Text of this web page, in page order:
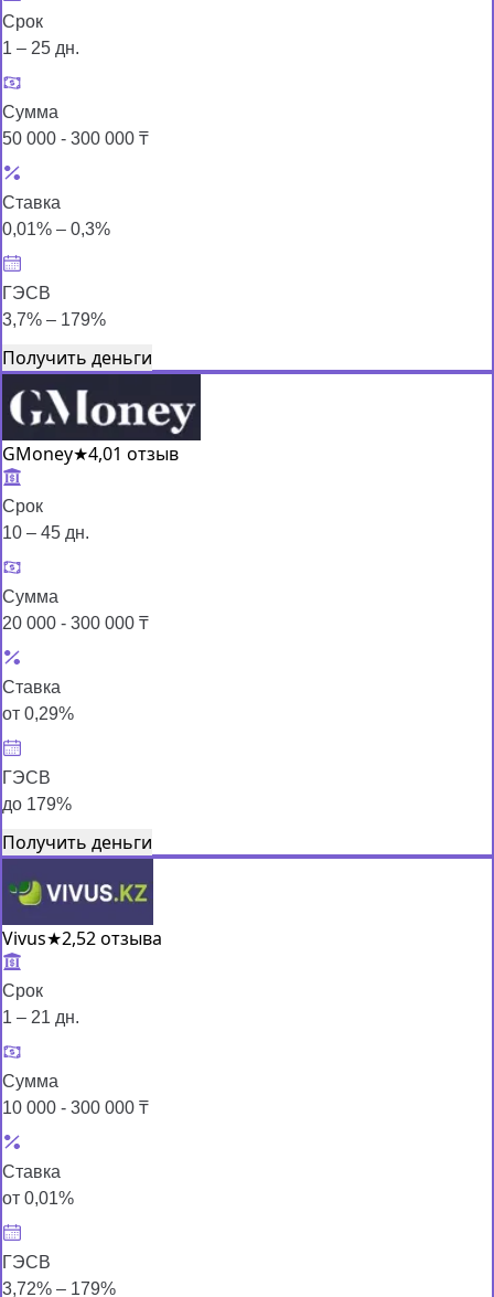
Срок
1 – 25 дн.
Сумма
50 000 - 300 000 ₸
Ставка
0,01% – 0,3%
ГЭСВ
3,7% – 179%
Получить деньги
GMoney★4,01 отзыв
Срок
10 – 45 дн.
Сумма
20 000 - 300 000 ₸
Ставка
от 0,29%
ГЭСВ
до 179%
Получить деньги
Vivus★2,52 отзыва
Срок
1 – 21 дн.
Сумма
10 000 - 300 000 ₸
Ставка
от 0,01%
ГЭСВ
3,72% – 179%